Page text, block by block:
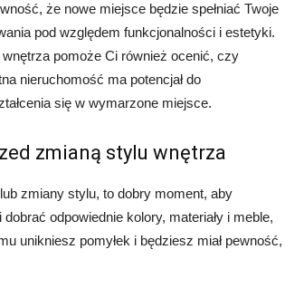
że nowe miejsce będzie spełniać Twoje
pod względem funkcjonalności i estetyki.
wnętrza pomoże Ci również ocenić, czy
nieruchomość ma potencjał do
się w wymarzone miejsce.
zmianą stylu wnętrza
zmiany stylu, to dobry moment, aby
odpowiednie kolory, materiały i meble,
unikniesz pomyłek i będziesz miał pewność,